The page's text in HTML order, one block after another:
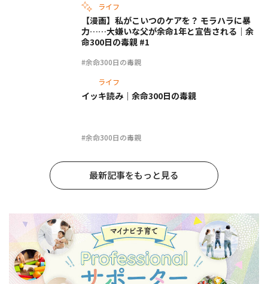
ライフ
#余命300日の毒親
【漫画】私がこいつのケアを？ モラハラに暴
力……大嫌いな父が余命1年と宣告される｜余
命300日の毒親 #1
ライフ
#余命300日の毒親
イッキ読み｜余命300日の毒親
最新記事をもっと見る